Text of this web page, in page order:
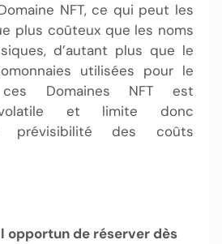
NFT, ce qui peut les
plus coûteux que les noms
d’autant plus que le
utilisées pour le
Domaines NFT est
volatile et limite donc
prévisibilité des coûts
opportun de réserver dès